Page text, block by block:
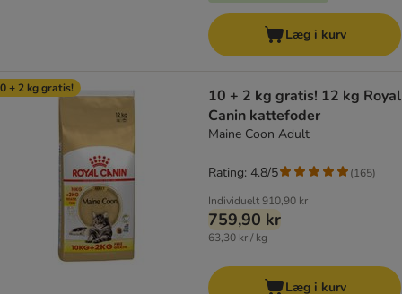
Læg i kurv
+ 2 kg gratis!
10 + 2 kg gratis! 12 kg Royal
Canin kattefoder
Maine Coon Adult
Individuelt910,90 kr
759,90 kr
63,30 kr / kg
Rating: 4.8/5 (165)
Læg i kurv